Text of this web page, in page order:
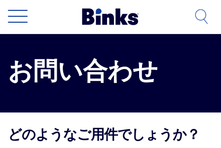
お問い合わせ
どのようなご用件でしょうか？